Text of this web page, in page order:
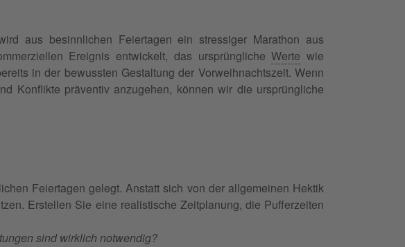
aus besinnlichen Feiertagen ein stressiger Marathon aus
Ereignis entwickelt, das ursprünglicheWerte wie
in der bewussten Gestaltung der Vorweihnachtszeit. Wenn
Konflikte präventiv anzugehen, können wir die ursprüngliche
Feiertagen gelegt. Anstatt sich von der allgemeinen Hektik
Erstellen Sie eine realistische Zeitplanung, die Pufferzeiten
sind wirklich notwendig?